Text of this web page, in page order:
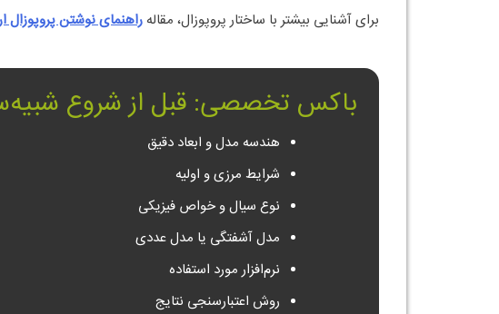
برای آشنایی بیشتر با ساختار پروپوزال، مقاله راهنمای نوشتن پروپوزال
باکس تخصصی: قبل از شروع
هندسه مدل و ابعاد دقیق
شرایط مرزی و اولیه
نوع سیال و خواص فیزیکی
مدل آشفتگی یا مدل عددی
نرم‌افزار مورد استفاده
روش اعتبارسنجی نتایج